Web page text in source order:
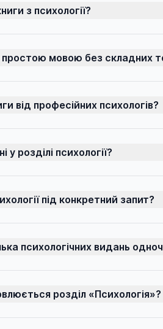
текстом
з психології?
простою мовою без складних
від професійних психологів?
розділі психології?
під конкретний запит?
психологічних видань
розділ «Психологія»?